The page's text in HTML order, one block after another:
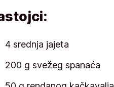
4 srednja jajeta
200 g svežeg spanaća